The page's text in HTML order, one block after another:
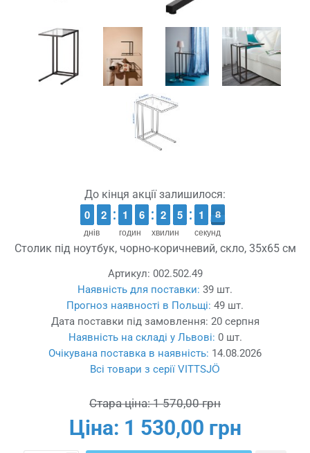
До кінця акції залишилося:
днів
9
9
0
0 1
1
2
2
годин
1
1
1
1 5
5
6
6
хвилин
1
1
2
2 4
4
5
5
секунд
2
1
1 8
7
7
Столик під ноутбук, чорно-коричневий, скло, 35x65 см
Артикул: 002.502.49
Наявність для поставки: 39 шт.
Прогноз наявності в Польщі: 49 шт.
Дата поставки під замовлення: 20 серпня
Наявність на складі у Львові: 0 шт.
Очікувана поставка в наявність: 14.08.2026
Всі товари з серії VITTSJÖ
Стара ціна: 1 570,00 грн
Ціна: 1 530,00 грн